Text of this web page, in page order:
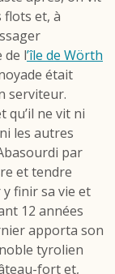
et, à
de l’île de Wörth
était
serviteur.
qu’il ne vit ni
les autres
par
et tendre
y finir sa vie et
12 années
apporta son
tyrolien
fort et,